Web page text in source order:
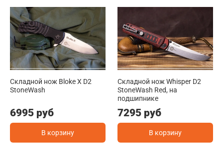
Складной нож Bloke X D2
StoneWash
6995 руб
В корзину
Складной нож Whisper D2
StoneWash Red, на
подшипнике
7295 руб
В корзину